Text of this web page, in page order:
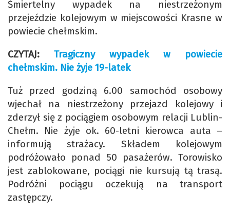
Śmiertelny wypadek na niestrzeżonym
przejeździe kolejowym w miejscowości Krasne w
powiecie chełmskim.
CZYTAJ: Tragiczny wypadek w powiecie
chełmskim. Nie żyje 19-latek
Tuż przed godziną 6.00 samochód osobowy
wjechał na niestrzeżony przejazd kolejowy i
zderzył się z pociągiem osobowym relacji Lublin-
Chełm. Nie żyje ok. 60-letni kierowca auta –
informują strażacy. Składem kolejowym
podróżowało ponad 50 pasażerów. Torowisko
jest zablokowane, pociągi nie kursują tą trasą.
Podróżni pociągu oczekują na transport
zastępczy.